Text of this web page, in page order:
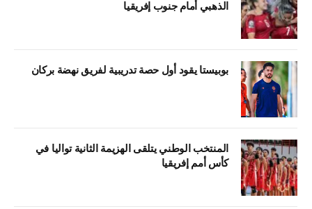
الذهبي أمام جنوب إفريقيا
بوبيستا يقود أول حصة تدريبية لفريق نهضة بركان
المنتخب الوطني يتلقى الهزيمة الثانية تواليا في
كأس أمم إفريقيا